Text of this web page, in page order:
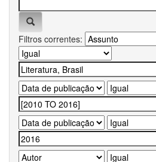
Filtros correntes: